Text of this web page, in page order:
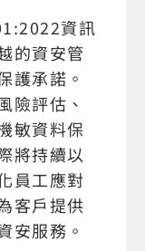
資訊
的資安管
護承諾。
險評估、
敏資料保
將持續以
員工應對
客戶提供
安服務。